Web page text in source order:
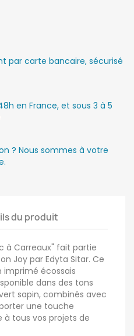
par carte bancaire, sécurisé
en France, et sous 3 à 5
? Nous sommes à votre
du produit
à Carreaux" fait partie
Joy par Edyta Sitar. Ce
imprimé écossais
dans des tons
sapin, combinés avec
une touche
à tous vos projets de